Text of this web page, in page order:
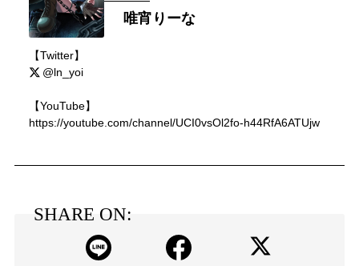
唯宵りーな
【Twitter】
@ln_yoi
【YouTube】
https://youtube.com/channel/UCI0vsOl2fo-h44RfA6ATUjw
SHARE ON: